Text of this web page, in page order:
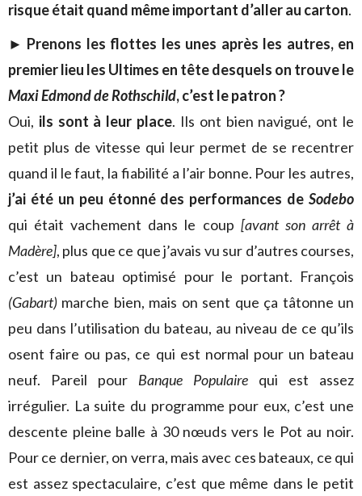
risque était quand même important d’aller au carton.
► Prenons les flottes les unes après les autres, en
premier lieu les Ultimes en tête desquels on trouve le
Maxi Edmond de Rothschild, c’est le patron ?
Oui, ils sont à leur place. Ils ont bien navigué, ont le
petit plus de vitesse qui leur permet de se recentrer
quand il le faut, la fiabilité a l’air bonne. Pour les autres,
j’ai été un peu étonné des performances de Sodebo
qui était vachement dans le coup [avant son arrêt à
Madère], plus que ce que j’avais vu sur d’autres courses,
c’est un bateau optimisé pour le portant. François
(Gabart) marche bien, mais on sent que ça tâtonne un
peu dans l’utilisation du bateau, au niveau de ce qu’ils
osent faire ou pas, ce qui est normal pour un bateau
neuf. Pareil pour Banque Populaire qui est assez
irrégulier. La suite du programme pour eux, c’est une
descente pleine balle à 30 nœuds vers le Pot au noir.
Pour ce dernier, on verra, mais avec ces bateaux, ce qui
est assez spectaculaire, c’est que même dans le petit